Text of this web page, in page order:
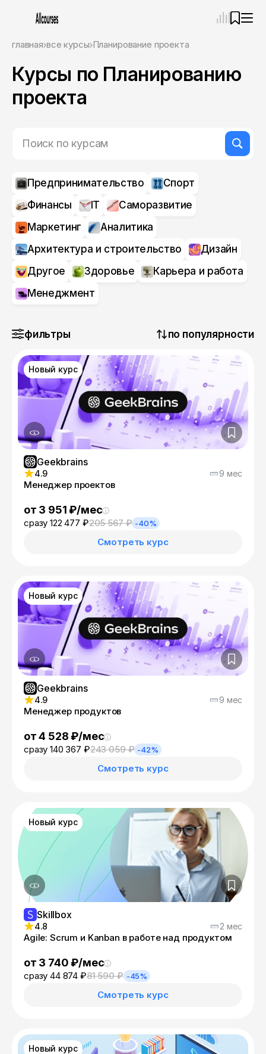
главная все курсы Планирование проекта
Курсы по Планированию
проекта
Предпринимательство
Спорт
Финансы
IT
Саморазвитие
Маркетинг
Аналитика
Архитектура и строительство
Дизайн
Другое
Здоровье
Карьера и работа
Менеджмент
фильтры по популярности
Новый курс
Geekbrains
4.9 9 мес
Менеджер проектов
от 3 951 ₽/мес
сразу 122 477 ₽205 567 ₽ -40%
Смотреть курс
Новый курс
Geekbrains
4.9 9 мес
Менеджер продуктов
от 4 528 ₽/мес
сразу 140 367 ₽243 059 ₽ -42%
Смотреть курс
Новый курс
Skillbox
4.8 2 мес
Agile: Scrum и Kanban в работе над продуктом
от 3 740 ₽/мес
сразу 44 874 ₽81 590 ₽ -45%
Смотреть курс
Новый курс
Ассистент 06.08.26, 01:21
Привет! Я Ваш карьерный навигатор. Подберу
курсы, которые соответствует именно вашим
целям.
Приступим?